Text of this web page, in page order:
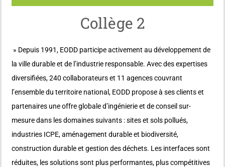
Collège 2
» Depuis 1991, EODD participe activement au développement de
la ville durable et de l’industrie responsable. Avec des expertises
diversifiées, 240 collaborateurs et 11 agences couvrant
l’ensemble du territoire national, EODD propose à ses clients et
partenaires une offre globale d’ingénierie et de conseil sur-
mesure dans les domaines suivants : sites et sols pollués,
industries ICPE, aménagement durable et biodiversité,
construction durable et gestion des déchets. Les interfaces sont
réduites, les solutions sont plus performantes, plus compétitives